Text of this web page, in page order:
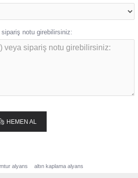
notu girebilirsiniz:
HEMEN AL
alyans altın kaplama alyans